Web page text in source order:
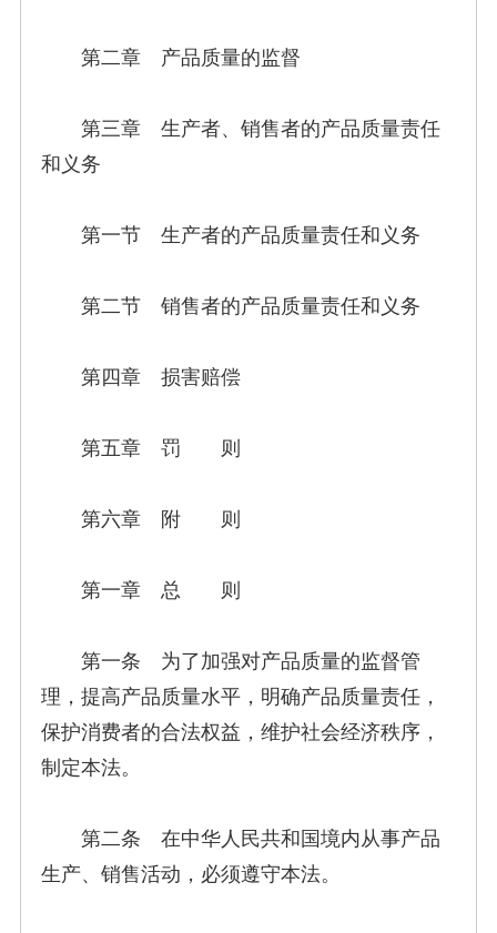
第二章 产品质量的监督
第三章 生产者、销售者的产品质量责任
和义务
第一节 生产者的产品质量责任和义务
第二节 销售者的产品质量责任和义务
第四章 损害赔偿
第五章 罚 则
第六章 附 则
第一章 总 则
第一条 为了加强对产品质量的监督管
理，提高产品质量水平，明确产品质量责任，
保护消费者的合法权益，维护社会经济秩序，
制定本法。
第二条 在中华人民共和国境内从事产品
生产、销售活动，必须遵守本法。